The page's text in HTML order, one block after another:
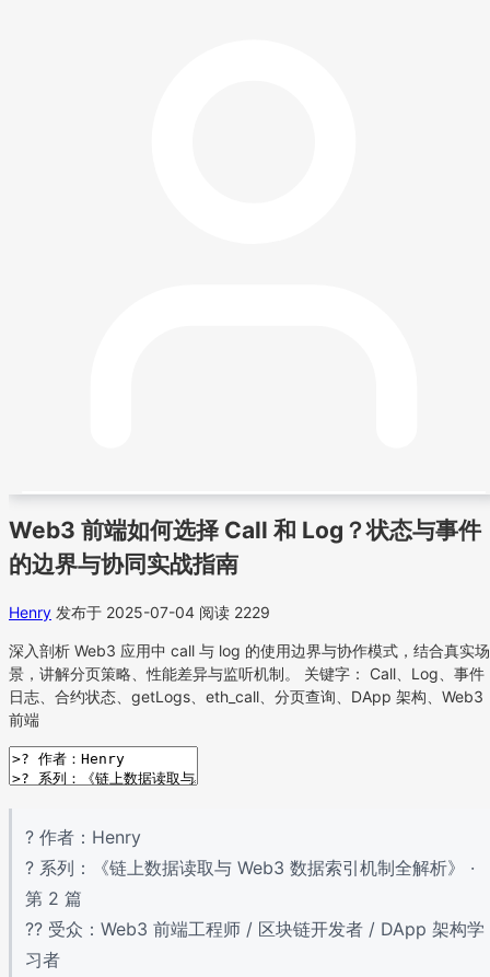
Web3 前端如何选择 Call 和 Log？状态与事件
的边界与协同实战指南
Henry 发布于 2025-07-04 阅读 2229
深入剖析 Web3 应用中 call 与 log 的使用边界与协作模式，结合真实场
景，讲解分页策略、性能差异与监听机制。 关键字： Call、Log、事件
日志、合约状态、getLogs、eth_call、分页查询、DApp 架构、Web3
前端
? 作者：Henry
? 系列：《链上数据读取与 Web3 数据索引机制全解析》 ·
第 2 篇
?‍? 受众：Web3 前端工程师 / 区块链开发者 / DApp 架构学
习者